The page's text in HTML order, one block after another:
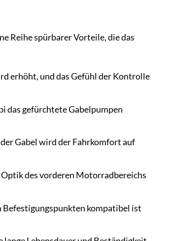
Reihe spürbarer Vorteile, die das
erhöht, und das Gefühl der Kontrolle
das gefürchtete Gabelpumpen
Gabel wird der Fahrkomfort auf
Optik des vorderen Motorradbereichs
Befestigungspunkten kompatibel ist